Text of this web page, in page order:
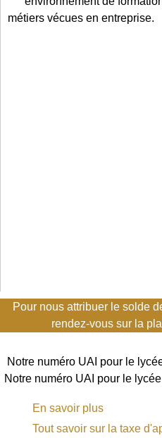
métiers vécues en entreprise.
nous attribuer le solde de
rendez-vous sur la
numéro UAI pour le lycée
Notre numéro UAI pour le
En savoir plus
Tout savoir sur la taxe